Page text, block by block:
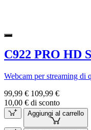
C922 PRO HD
Webcam per streaming di
99,99 € 109,99 €
10,00 € di sconto
Aggiungi al carrello